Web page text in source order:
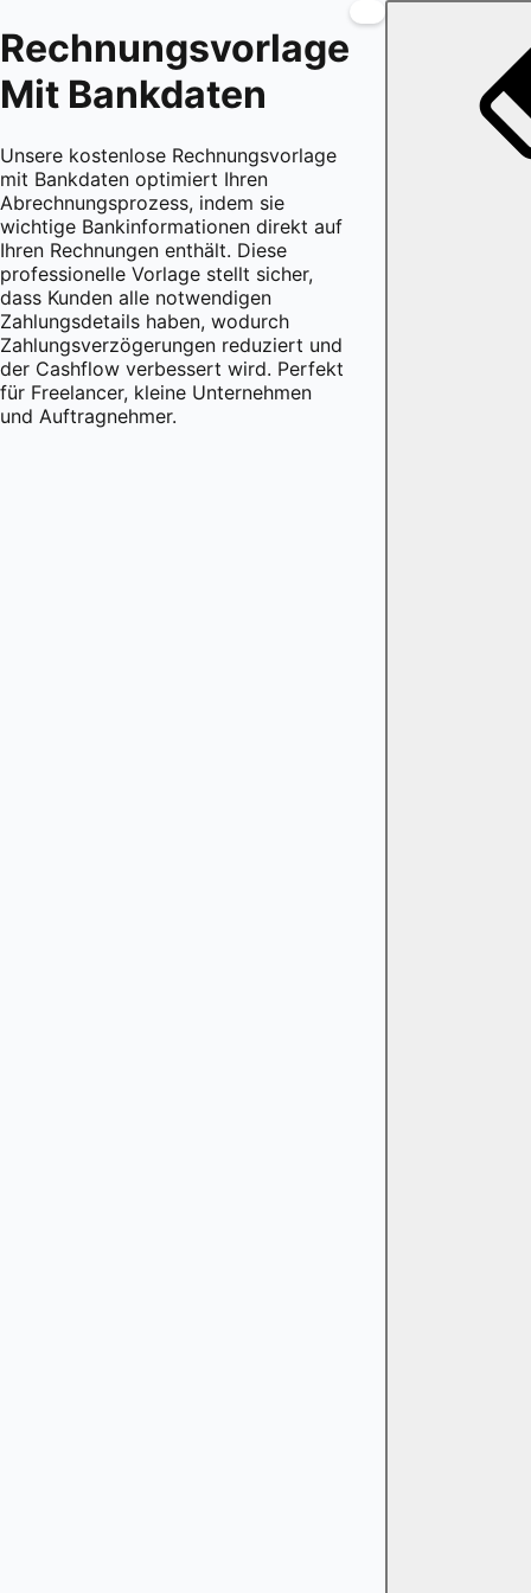
Rechnungsvorlage
Mit Bankdaten
Unsere kostenlose Rechnungsvorlage
mit Bankdaten optimiert Ihren
Abrechnungsprozess, indem sie
wichtige Bankinformationen direkt auf
Ihren Rechnungen enthält. Diese
professionelle Vorlage stellt sicher,
dass Kunden alle notwendigen
Zahlungsdetails haben, wodurch
Zahlungsverzögerungen reduziert und
der Cashflow verbessert wird. Perfekt
für Freelancer, kleine Unternehmen
und Auftragnehmer.